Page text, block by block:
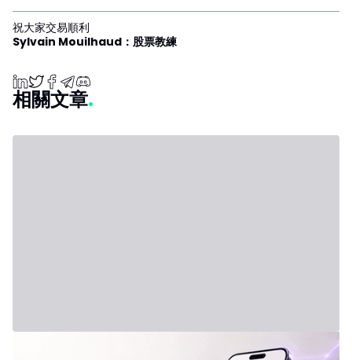
祝大家交易順利
Sylvain Mouilhaud：股票教練
相關文章